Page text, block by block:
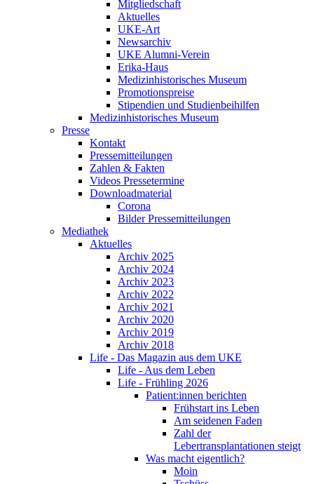
Mitgliedschaft
Aktuelles
UKE-Art
Newsarchiv
UKE Alumni-Verein
Erika-Haus
Medizinhistorisches Museum
Promotionspreise
Stipendien und Studienbeihilfen
Medizinhistorisches Museum
Presse
Kontakt
Pressemitteilungen
Zahlen & Fakten
Videos Pressetermine
Downloadmaterial
Corona
Bilder Pressemitteilungen
Mediathek
Aktuelles
Archiv 2025
Archiv 2024
Archiv 2023
Archiv 2022
Archiv 2021
Archiv 2020
Archiv 2019
Archiv 2018
Life - Das Magazin aus dem UKE
Life - Aus dem Leben
Life - Frühling 2026
Patient:innen berichten
Frühstart ins Leben
Am seidenen Faden
Zahl der
Lebertransplantationen steigt
Was macht eigentlich?
Moin